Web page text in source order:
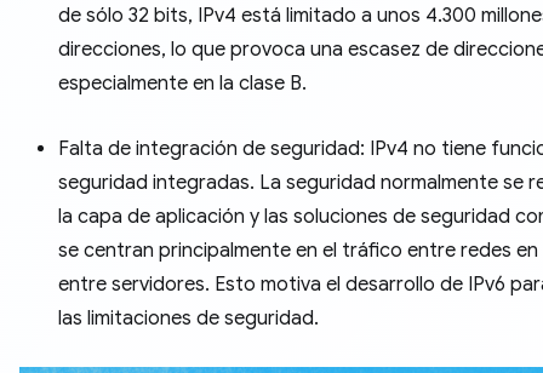
de sólo 32 bits, IPv4 está limitado a unos 4.300
direcciones, lo que provoca una escasez de
especialmente en la clase B.
Falta de integración de seguridad: IPv4 no tiene
seguridad integradas. La seguridad normalmente se
la capa de aplicación y las soluciones de seguridad
se centran principalmente en el tráfico entre redes en
entre servidores. Esto motiva el desarrollo de IPv6
las limitaciones de seguridad.